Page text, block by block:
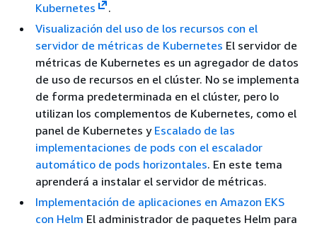
Kubernetes
.
Visualización del uso de los recursos con el
servidor de métricas de Kubernetes El servidor de
métricas de Kubernetes es un agregador de datos
de uso de recursos en el clúster. No se implementa
de forma predeterminada en el clúster, pero lo
utilizan los complementos de Kubernetes, como el
panel de Kubernetes y Escalado de las
implementaciones de pods con el escalador
automático de pods horizontales. En este tema
aprenderá a instalar el servidor de métricas.
Implementación de aplicaciones en Amazon EKS
con Helm El administrador de paquetes Helm para